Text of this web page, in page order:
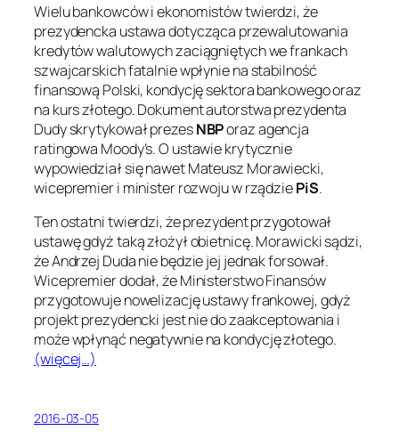
Wielu bankowców i ekonomistów twierdzi, że
prezydencka ustawa dotycząca przewalutowania
kredytów walutowych zaciągniętych we frankach
szwajcarskich fatalnie wpłynie na stabilność
finansową Polski, kondycję sektora bankowego oraz
na kurs złotego. Dokument autorstwa prezydenta
Dudy skrytykował prezesNBPoraz agencja
ratingowa Moody’s. O ustawie krytycznie
wypowiedział się nawet Mateusz Morawiecki,
wicepremier i minister rozwoju w rządziePiS.
Ten ostatni twierdzi, że prezydent przygotował
ustawę gdyż taką złożył obietnicę. Morawicki sądzi,
że Andrzej Duda nie będzie jej jednak forsował.
Wicepremier dodał, że Ministerstwo Finansów
przygotowuje nowelizację ustawy frankowej, gdyż
projekt prezydencki jest nie do zaakceptowania i
może wpłynąć negatywnie na kondycję złotego.
(więcej…)
2016-03-05